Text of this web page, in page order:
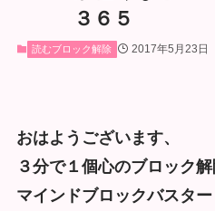
３６５
読むブロック解除 2017年5月23日
おはようございます、
３分で１個心のブロック
マインドブロックバスター